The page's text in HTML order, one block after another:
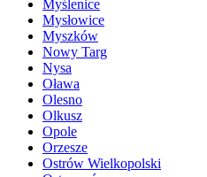
Myślenice
Mysłowice
Myszków
Nowy Targ
Nysa
Oława
Olesno
Olkusz
Opole
Orzesze
Ostrów Wielkopolski